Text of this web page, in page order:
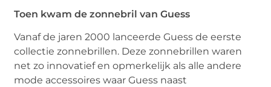
Toen kwam de zonnebril van Guess
Vanaf de jaren 2000 lanceerde Guess de eerste
collectie zonnebrillen. Deze zonnebrillen waren
net zo innovatief en opmerkelijk als alle andere
mode accessoires waar Guess naast